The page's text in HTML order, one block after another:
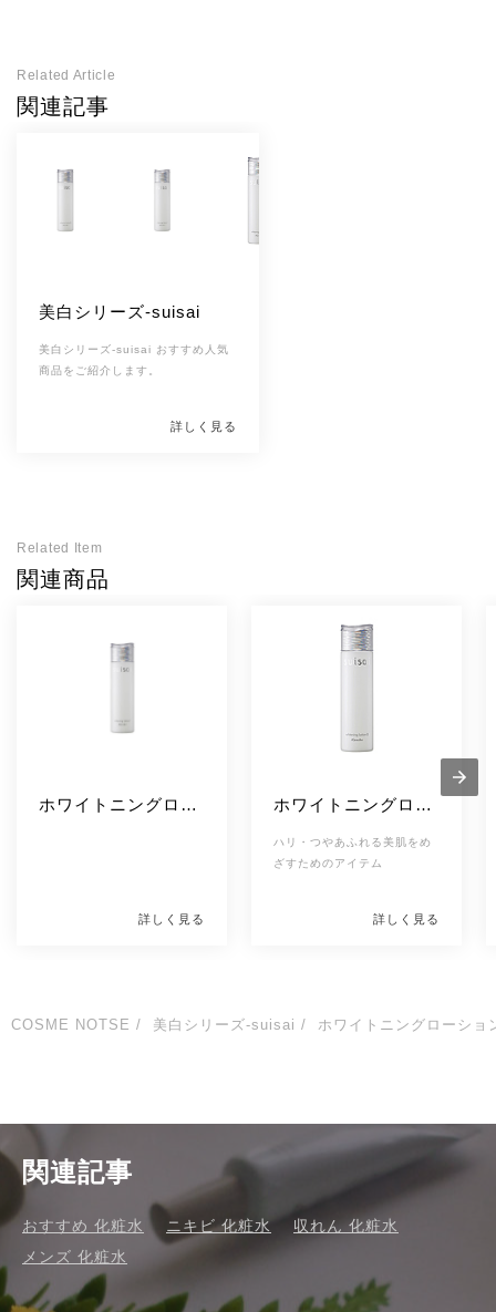
Related Article
関連記事
美白シリーズ-suisai
美白シリーズ-suisai おすすめ人気
商品をご紹介します。
詳しく見る
Related Item
関連商品
ホワイトニングロー
詳しく見る
ホワイトニングロー
ションⅡ　医薬部外
品
ハリ・つやあふれる美肌をめ
ざすためのアイテム
詳しく見る
COSME NOTSE 美白シリーズ-suisai ホワイトニングローシ
関連記事
おすすめ 化粧水 ニキビ 化粧水
収れん 化粧水
メンズ 化粧水